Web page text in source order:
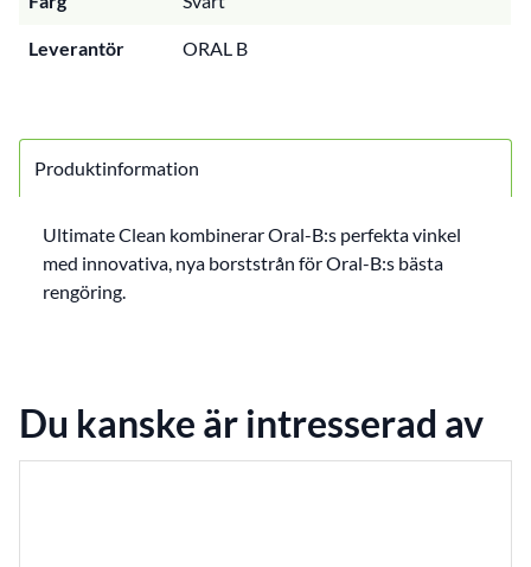
Leverantör ORAL B
Produktinformation
Ultimate Clean kombinerar Oral-B:s perfekta vinkel
med innovativa, nya borststrån för Oral-B:s bästa
rengöring.
Du kanske är intresserad av